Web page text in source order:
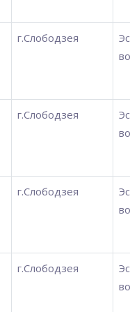
г.Слободзея
г.Слободзея
г.Слободзея
г.Слободзея